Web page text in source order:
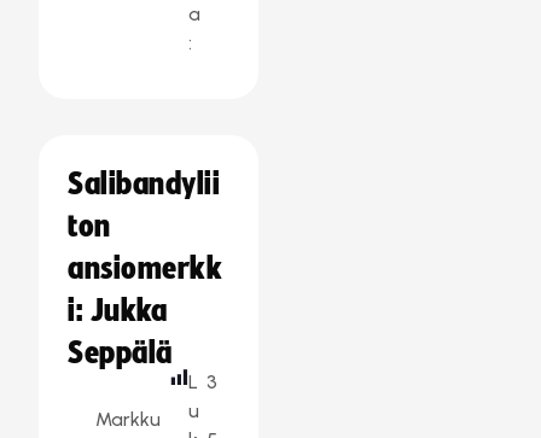
a
:
Salibandylii
ton
ansiomerkk
i: Jukka
Seppälä
Markku
L
u
3